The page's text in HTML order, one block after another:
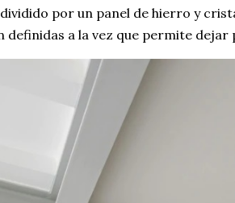
por un panel de hierro y
definidas a la vez que permite dejar